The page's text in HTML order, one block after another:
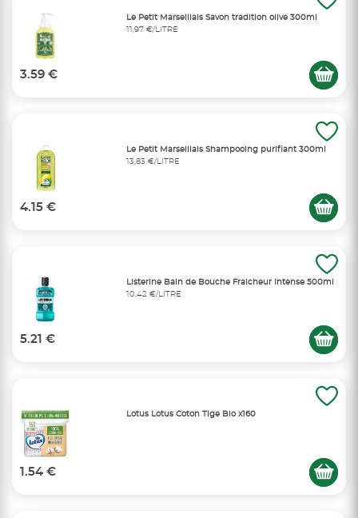
Le Petit Marseillais Savon tradition olive 300ml
11,97 €/LITRE
3.59 €
Le Petit Marseillais Shampooing purifiant 300ml
13,83 €/LITRE
4.15 €
Listerine Bain de Bouche Fraicheur Intense 500ml
10,42 €/LITRE
5.21 €
Lotus Lotus Coton Tige Bio x160
1.54 €